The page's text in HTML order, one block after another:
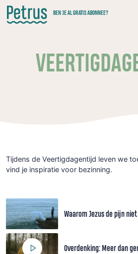
Doorgaan
naar
hoofdinhoud
BEN JE AL GRATIS ABONNEE?
Tijdens de Veertigdagentijd leven we
vind je inspiratie voor bezinning.
Waarom Jezus de pijn
Overdenking: Meer dan